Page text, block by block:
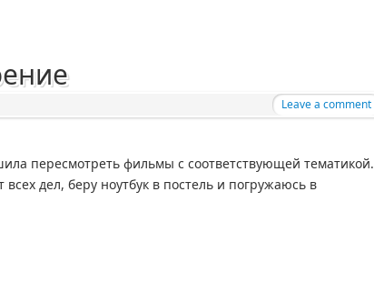
Leave a comment
пересмотреть фильмы с соответствующей тематикой.
дел, беру ноутбук в постель и погружаюсь в